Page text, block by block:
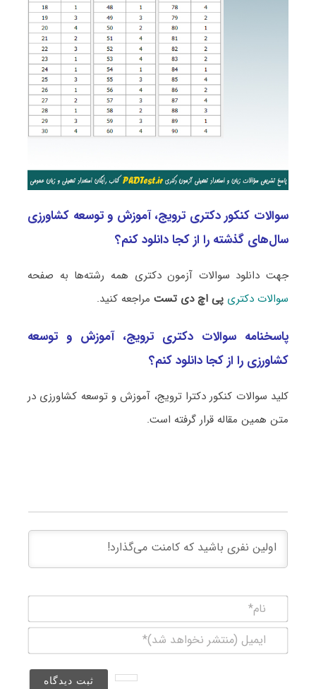
سوالات کنکور دکتری ترویج، آموزش و توسعه کشاورزی
سال‌های گذشته را از کجا دانلود کنم؟
جهت دانلود سوالات آزمون دکتری همه رشته‌ها به صفحه
سوالات دکتری پی اچ دی تستمراجعه کنید.
پاسخنامه سوالات دکتری ترویج، آموزش و توسعه
کشاورزی را از کجا دانلود کنم؟
کلید سوالات کنکور دکترا ترویج، آموزش و توسعه کشاورزی در
متن همین مقاله قرار گرفته است.
(منتشر